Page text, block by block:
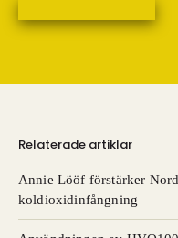
Relaterade artiklar
Annie Lööf förstärker
koldioxidinfångning